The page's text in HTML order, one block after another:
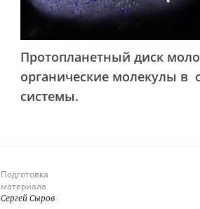
Протопланетный диск
органические молекулы в
системы.
Подготовка
материала
Сергей Сыров